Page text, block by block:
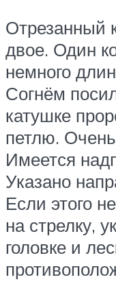
Отрезанный
двое. Один
немного
Согнём
катушке
петлю.
Имеется
Указано
Если этого
на стрелку,
головке и